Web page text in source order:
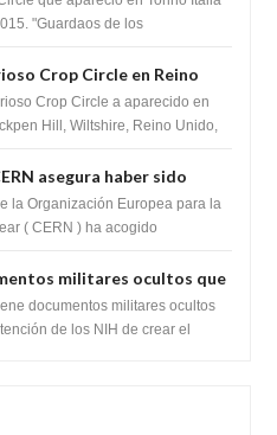
"Guardaos de los
Crop Circle en Reino
2016Crop Circle a aparecido en
Hill, Wiltshire, Reino Unido,
asegura haber sido
de luz durante una
de Hadrones
la Organización Europea para la
( CERN ) ha acogido
militares ocultos que
de los NIH de crear el
la investigación de
documentos militares ocultos
de los NIH de crear el